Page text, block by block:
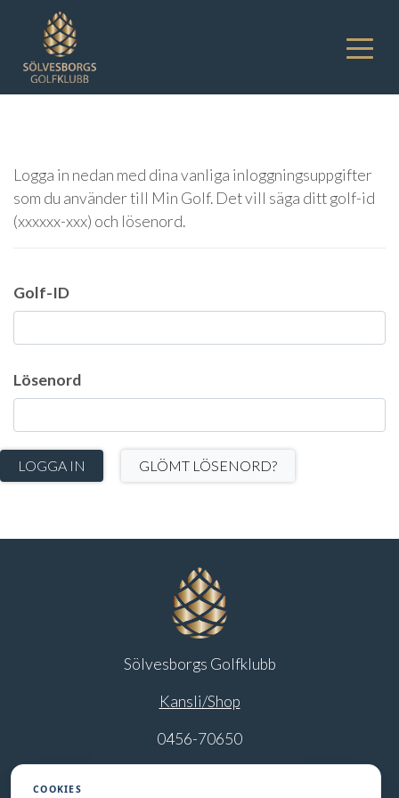
Logga in nedan med dina vanliga inloggningsuppgifter
som du använder till Min Golf. Det vill säga ditt golf-id
(xxxxxx-xxx) och lösenord.
Golf-ID
Lösenord
LOGGA IN GLÖMT LÖSENORD?
Sölvesborgs Golfklubb
Kansli/Shop
0456-70650
COOKIES